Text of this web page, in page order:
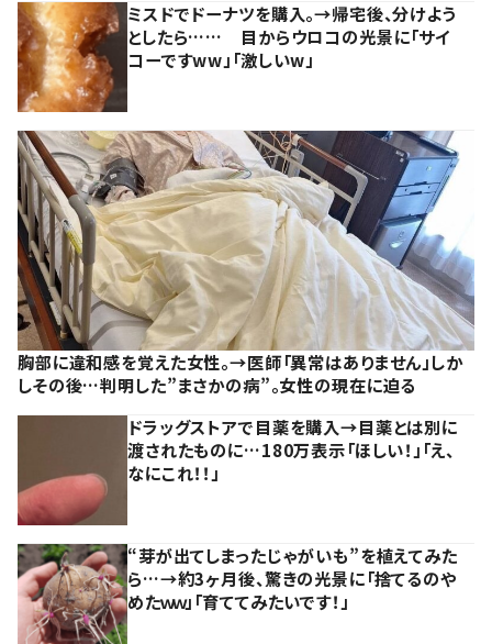
ミスドでドーナツを購入。→帰宅後、分けよう
としたら…… 目からウロコの光景に「サイ
コーですww」「激しいw」
胸部に違和感を覚えた女性。→医師「異常はありません」しか
しその後…判明した”まさかの病”。女性の現在に迫る
ドラッグストアで目薬を購入→目薬とは別に
渡されたものに…180万表示「ほしい！」「え、
なにこれ！！」
“芽が出てしまったじゃがいも”を植えてみた
ら…→約3ヶ月後、驚きの光景に「捨てるのや
めたｗｗ」「育ててみたいです！」